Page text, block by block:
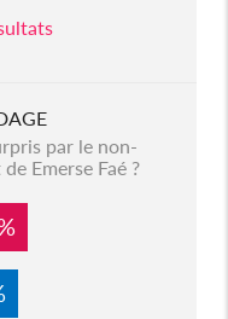
par le non-
Emerse Faé ?